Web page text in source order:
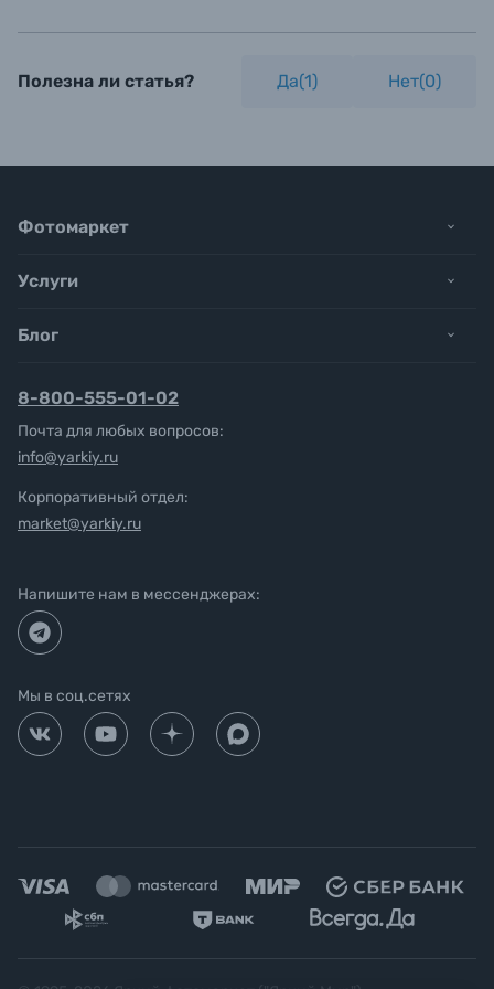
Полезна ли статья? Да(1) Нет(0)
Фотомаркет
Услуги
Блог
8-800-555-01-02
Почта для любых вопросов:
info@yarkiy.ru
Корпоративный отдел:
market@yarkiy.ru
Напишите нам в мессенджерах:
Мы в соц.сетях